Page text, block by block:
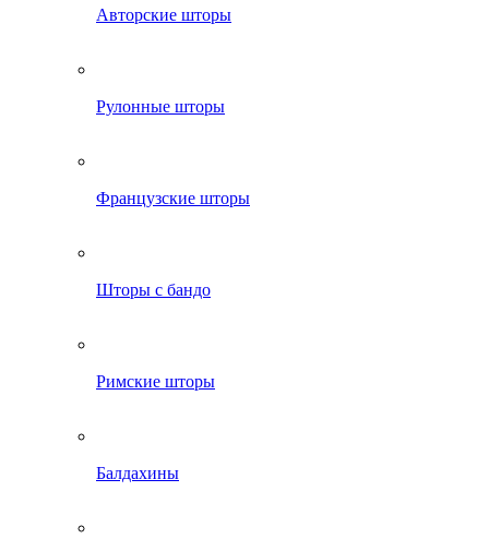
Авторские шторы
Рулонные шторы
Французские шторы
Шторы с бандо
Римские шторы
Балдахины